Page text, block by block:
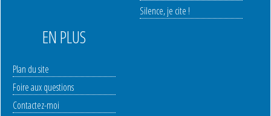
Silence, je cite !
EN PLUS
Plan du site
Foire aux questions
Contactez-moi